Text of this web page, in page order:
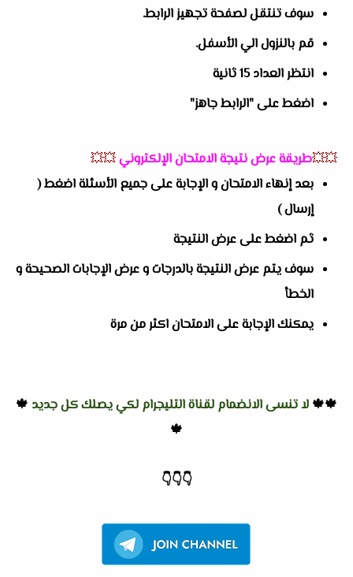
سوف تنتقل لصفحة تجهيز الرابط.
قم بالنزول الي الأسفل.
انتظر العداد 15 ثانية
اضغط على "الرابط جاهز"
💥💥طريقة عرض نتيجة الامتحان الإلكتروني💥💥
بعد إنهاء الامتحان و الإجابة على جميع الأسئلة اضغط (
إرسال )
ثم اضغط على عرض النتيجة
سوف يتم عرض النتيجة بالدرجات و عرض الإجابات الصحيحة و
الخطأ
يمكنك الإجابة على الامتحان اكثر من مرة
🍁🍁 لا تنسى الانضمام لقناة التليجرام لكي يصلك كل جديد 🍁
🍁
👇
👇
👇